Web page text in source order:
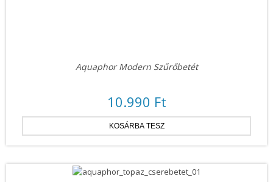
Aquaphor Modern Szűrőbetét
10.990 Ft